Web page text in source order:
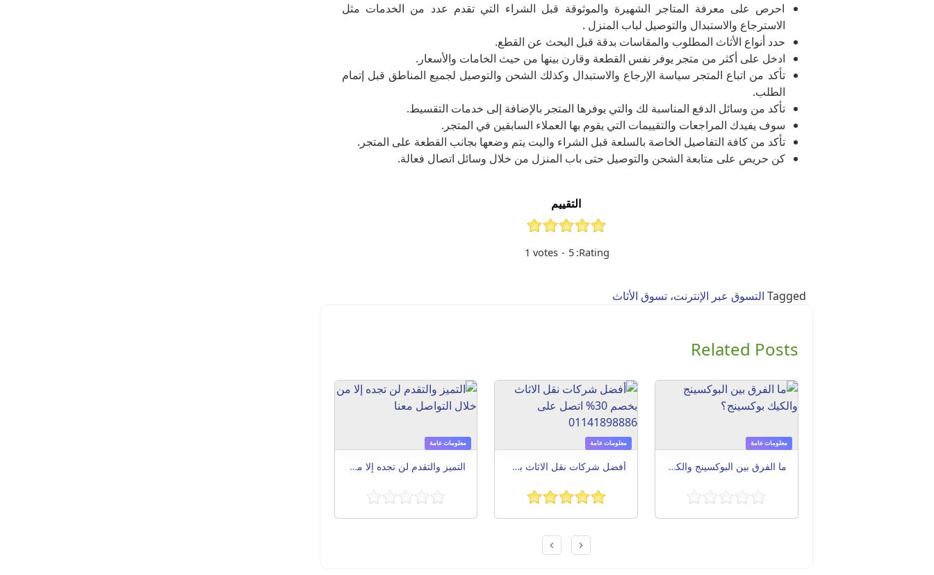
احرص على معرفة المتاجر الشهيرة والموثوقة قبل الشراء التي تقدم عدد من الخدمات مثل
الاسترجاع والاستبدال والتوصيل لباب المنزل .
حدد أنواع الأثاث المطلوب والمقاسات بدقة قبل البحث عن القطع.
ادخل على أكثر من متجر يوفر نفس القطعة وقارن بينها من حيث الخامات والأسعار.
تأكد من اتباع المتجر سياسة الإرجاع والاستبدال وكذلك الشحن والتوصيل لجميع المناطق قبل إتمام
الطلب.
تأكد من وسائل الدفع المناسبة لك والتي يوفرها المتجر بالإضافة إلى خدمات التقسيط.
سوف يفيدك المراجعات والتقييمات التي يقوم بها العملاء السابقين في المتجر.
تأكد من كافة التفاصيل الخاصة بالسلعة قبل الشراء واليت يتم وضعها بجانب القطعة على المتجر.
كن حريص على متابعة الشحن والتوصيل حتى باب المنزل من خلال وسائل اتصال فعالة.
التقييم
Rating:
5
-
1 votes
Tagged التسوق عبر الإنترنت،تسوق الأثاث
Related Posts
معلومات عامة
ما الفرق بين البوكسينج والكيك بوكسينج؟
معلومات عامة
أفضل شركات نقل الاثاث بخصم 30% اتصل على 01141898886
معلومات عامة
التميز والتقدم لن تجده إلا من خلال التواصل معنا